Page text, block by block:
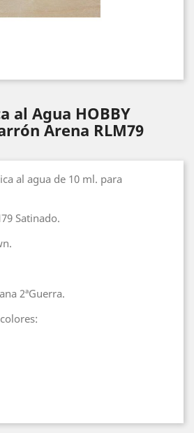
al Agua HOBBY
Arena RLM79
al agua de 10 ml. para
Satinado.
2ªGuerra.